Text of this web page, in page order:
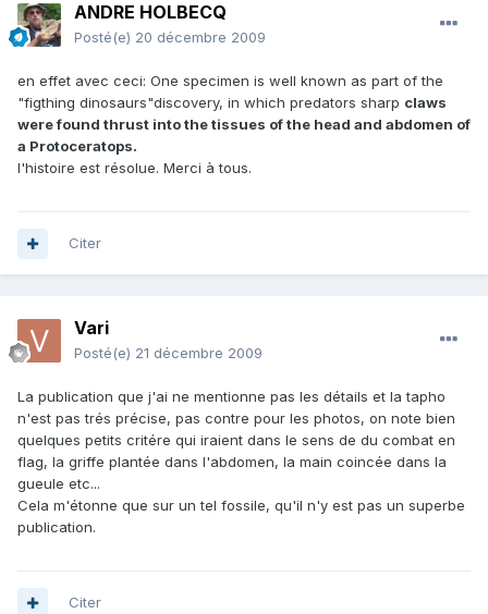
ANDRE HOLBECQ
Posté(e) 20 décembre 2009
en effet avec ceci: One specimen is well known as part of the
"figthing dinosaurs"discovery, in which predators sharp claws
were found thrust into the tissues of the head and abdomen of
a Protoceratops.
l'histoire est résolue. Merci à tous.
Citer
Vari
Posté(e) 21 décembre 2009
La publication que j'ai ne mentionne pas les détails et la tapho
n'est pas trés précise, pas contre pour les photos, on note bien
quelques petits critére qui iraient dans le sens de du combat en
flag, la griffe plantée dans l'abdomen, la main coincée dans la
gueule etc...
Cela m'étonne que sur un tel fossile, qu'il n'y est pas un superbe
publication.
Citer